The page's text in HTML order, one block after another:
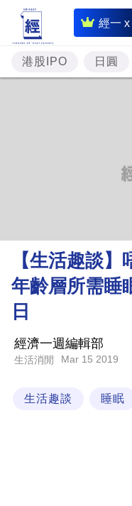
經一 x
即
時
財
經
理
財
商
科
技
港股IPO 日圓
【生活趣談
年齡層所需睡
日
經濟一週編輯部
生活消閒 Mar 15 2019
生活趣談 睡眠